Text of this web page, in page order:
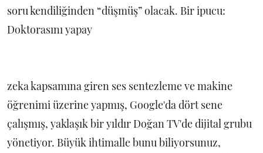
soru kendiliğinden “düşmüş” olacak. Bir ipucu:
Doktorasını yapay
zeka kapsamına giren ses sentezleme ve makine
öğrenimi üzerine yapmış, Google'da dört sene
çalışmış, yaklaşık bir yıldır Doğan TV'de dijital grubu
yönetiyor. Büyük ihtimalle bunu biliyorsunuz,